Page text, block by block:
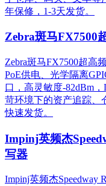
年保修，1-3天发货。
Zebra斑马FX7500
Zebra斑马FX7500超高
PoE供电、光学隔离
口，高灵敏度-82dBm
苛环境下的资产追踪、
快速发货。
Impinj英频杰
写器
Impinj英频杰Speedway